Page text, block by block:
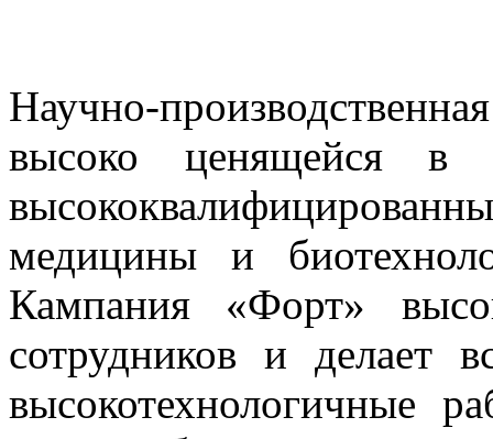
Научно-
высоко ценящейся в
медицины и
Кампания «Форт»
сотрудников и делает
высокотехнологичные